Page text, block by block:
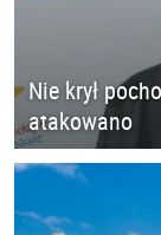
Nie krył
atakowano